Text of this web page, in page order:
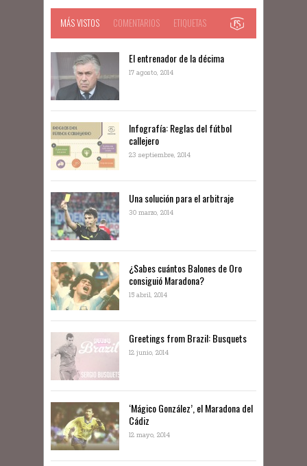
MÁS VISTOS COMENTARIOS ETIQUETAS
El entrenador de la décima
17 agosto, 2014
Infografía: Reglas del fútbol
callejero
23 septiembre, 2014
Una solución para el arbitraje
30 marzo, 2014
¿Sabes cuántos Balones de Oro
consiguió Maradona?
15 abril, 2014
Greetings from Brazil: Busquets
12 junio, 2014
‘Mágico González’, el Maradona del
Cádiz
12 mayo, 2014